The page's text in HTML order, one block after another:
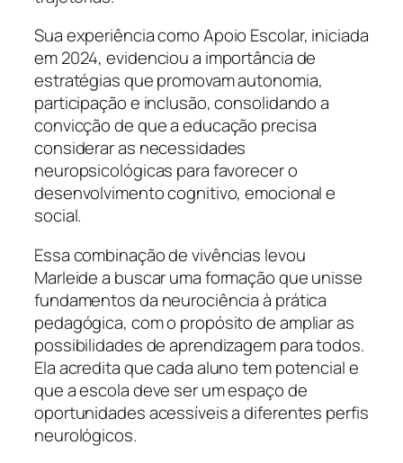
Sua experiência como Apoio Escolar, iniciada
em 2024, evidenciou a importância de
estratégias que promovam autonomia,
participação e inclusão, consolidando a
convicção de que a educação precisa
considerar as necessidades
neuropsicológicas para favorecer o
desenvolvimento cognitivo, emocional e
social.
Essa combinação de vivências levou
Marleide a buscar uma formação que unisse
fundamentos da neurociência à prática
pedagógica, com o propósito de ampliar as
possibilidades de aprendizagem para todos.
Ela acredita que cada aluno tem potencial e
que a escola deve ser um espaço de
oportunidades acessíveis a diferentes perfis
neurológicos.